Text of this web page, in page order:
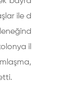
ile d
il